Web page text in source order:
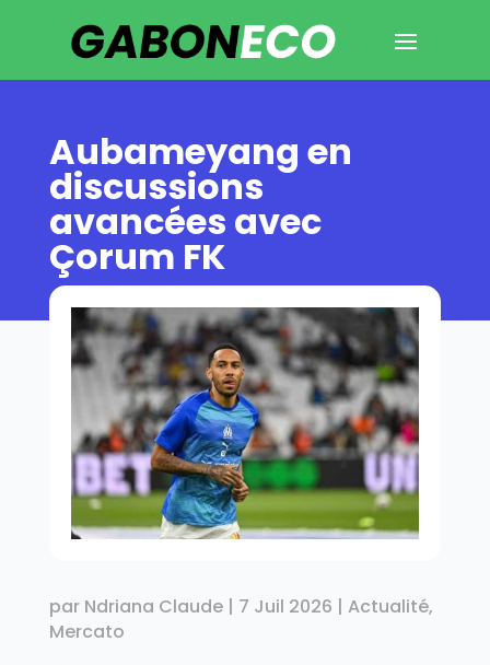
Aubameyang en
discussions
avancées avec
Çorum FK
par Ndriana Claude| 7 Juil 2026 | Actualité,
Mercato